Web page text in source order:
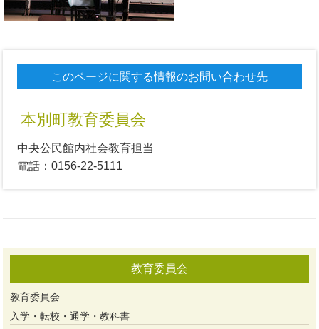
このページに関する情報のお問い合わせ先
本別町教育委員会
中央公民館内社会教育担当
電話：0156-22-5111
教育委員会
教育委員会
入学・転校・通学・教科書